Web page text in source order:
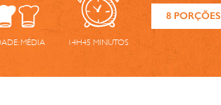
14H45 MINUTOS
MÉDIA
8 PORÇÕES